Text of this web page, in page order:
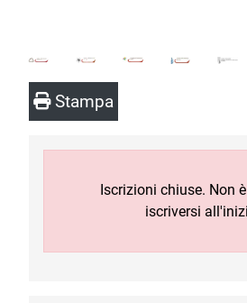
Stampa
Iscrizioni chiuse. Non
iscriversi